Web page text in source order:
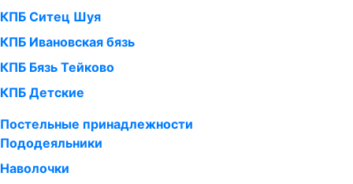
КПБ Ситец Шуя
КПБ Ивановская бязь
КПБ Бязь Тейково
КПБ Детские
Постельные принадлежности
Пододеяльники
Наволочки